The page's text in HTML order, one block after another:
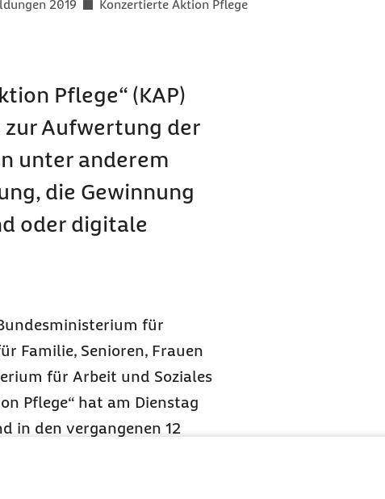
2019 Konzertierte Aktion Pflege
Pflege“ (KAP)
Aufwertung der
unter anderem
die Gewinnung
oder digitale
für
Familie, Senioren, Frauen
für Arbeit und Soziales
Pflege“ hat am Dienstag
in den vergangenen 12
Empfehlungen haben
den politischen Willen für